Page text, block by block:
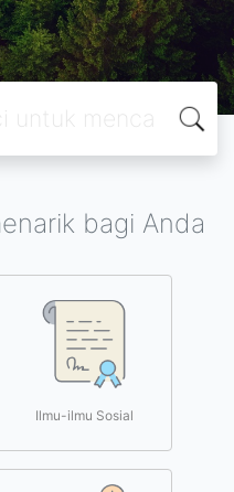
bagi Anda
Ilmu-ilmu Sosial